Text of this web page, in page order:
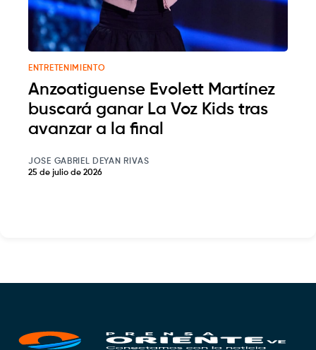
ENTRETENIMIENTO
Anzoatiguense Evolett Martínez
buscará ganar La Voz Kids tras
avanzar a la final
JOSE GABRIEL DEYAN RIVAS
25 de julio de 2026